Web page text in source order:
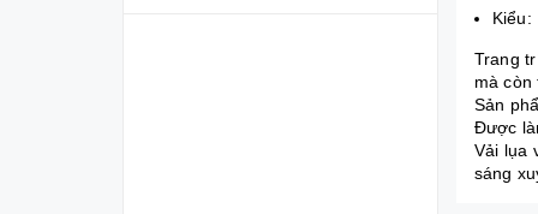
Kiểu:
Trang
mà
Sản
Được
Vải lụa
sáng